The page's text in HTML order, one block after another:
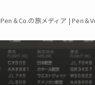
Pen＆Co.の旅メディア | Pen＆